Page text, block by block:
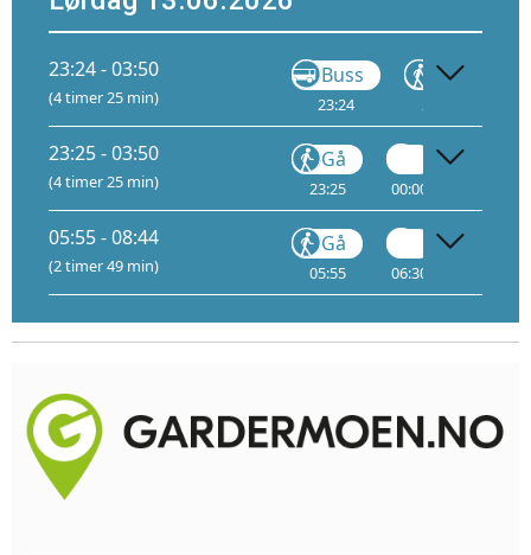
23:24 - 03:50
(4 timer 25 min)
Buss
23:24
Gå
23:35
23:25 - 03:50
(4 timer 25 min)
Gå
23:25 00:00
05:55 - 08:44
(2 timer 49 min)
Gå
05:55 06:30